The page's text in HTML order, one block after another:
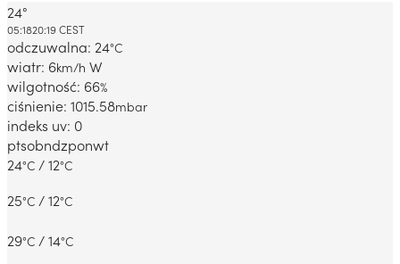
Dabrowa Gornicza, PL
24°
05:1820:19 CEST
odczuwalna: 24°C
wiatr: 6km/h W
wilgotność: 66%
ciśnienie: 1015.58mbar
indeks uv: 0
ptsobndzponwt
24°C / 12°C
25°C / 12°C
29°C / 14°C